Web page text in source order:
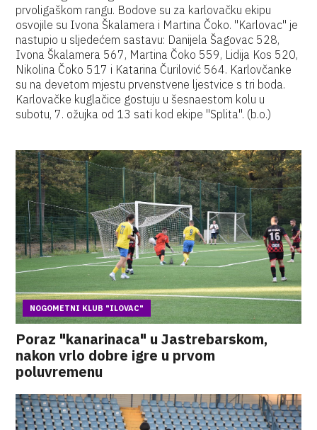
prvoligaškom rangu. Bodove su za karlovačku ekipu
osvojile su Ivona Škalamera i Martina Čoko. "Karlovac" je
nastupio u sljedećem sastavu: Danijela Šagovac 528,
Ivona Škalamera 567, Martina Čoko 559, Lidija Kos 520,
Nikolina Čoko 517 i Katarina Čurilović 564. Karlovčanke
su na devetom mjestu prvenstvene ljestvice s tri boda.
Karlovačke kuglačice gostuju u šesnaestom kolu u
subotu, 7. ožujka od 13 sati kod ekipe "Splita". (b.o.)
NOGOMETNI KLUB "ILOVAC"
Poraz "kanarinaca" u Jastrebarskom,
nakon vrlo dobre igre u prvom
poluvremenu